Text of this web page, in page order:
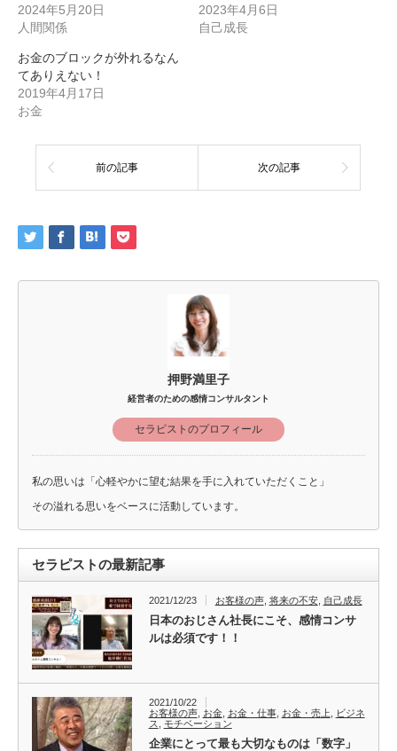
2024年5月20日
人間関係
2023年4月6日
自己成長
お金のブロックが外れるなん
てありえない！
2019年4月17日
お金
前の記事 次の記事
押野満里子
経営者のための感情コンサルタント
セラピストのプロフィール
私の思いは「心軽やかに望む結果を手に入れていただくこと」
その溢れる思いをベースに活動しています。
セラピストの最新記事
2021/12/23 お客様の声, 将来の不安, 自己成長
日本のおじさん社長にこそ、感情コンサ
ルは必須です！！
2021/10/22
お客様の声, お金, お金・仕事, お金・売上
ビジネ
ス
モチベーション
企業にとって最も大切なものは「数字」